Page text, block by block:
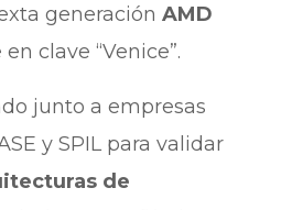
generaciónAMD
clave “Venice”.
junto a empresas
y SPIL para validar
de